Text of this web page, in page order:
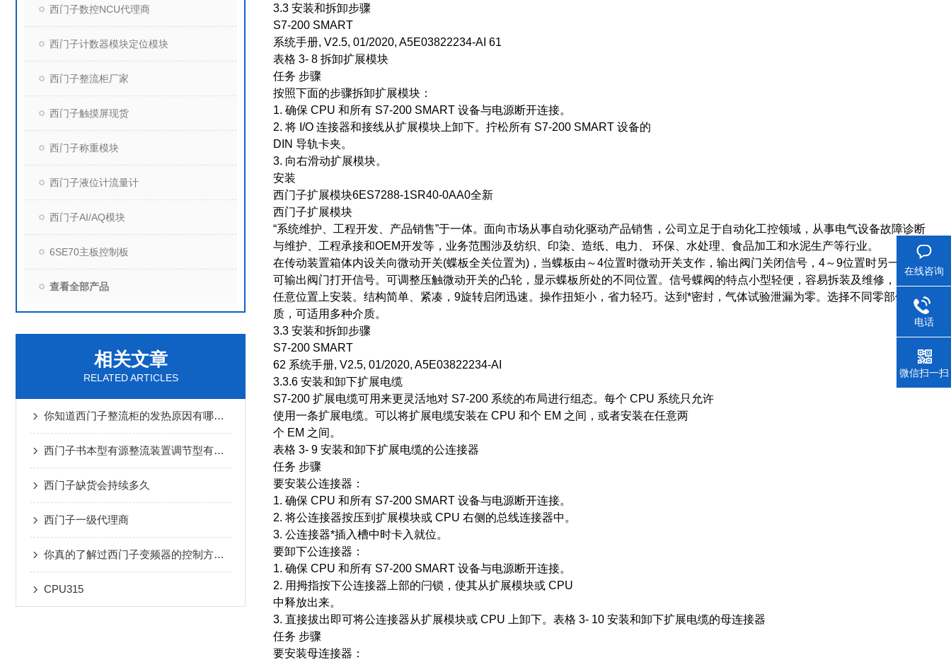
西门子数控NCU代理商
西门子计数器模块定位模块
西门子整流柜厂家
西门子触摸屏现货
西门子称重模块
西门子液位计流量计
西门子AI/AQ模块
6SE70主板控制板
查看全部产品
相关文章
RELATED ARTICLES
你知道西门子整流柜的发热原因有哪些吗
西门子书本型有源整流装置调节型有源整流装置
西门子缺货会持续多久
西门子一级代理商
你真的了解过西门子变频器的控制方法吗？
CPU315
3.3 安装和拆卸步骤
S7-200 SMART
系统手册, V2.5, 01/2020, A5E03822234-AI 61
表格 3- 8 拆卸扩展模块
任务 步骤
按照下面的步骤拆卸扩展模块：
1. 确保 CPU 和所有 S7-200 SMART 设备与电源断开连接。
2. 将 I/O 连接器和接线从扩展模块上卸下。拧松所有 S7-200 SMART 设备的
DIN 导轨卡夹。
3. 向右滑动扩展模块。
安装
西门子扩展模块6ES7288-1SR40-0AA0全新
西门子扩展模块
“系统维护、工程开发、产品销售”于一体。面向市场从事自动化驱动产品销售，公司立足于自动化工控领域，从事电气设备故障诊断
与维护、工程承接和OEM开发等，业务范围涉及纺织、印染、造纸、电力、 环保、水处理、食品加工和水泥生产等行业。
在传动装置箱体内设关向微动开关(蝶板全关位置为)，当蝶板由～4位置时微动开关支作，输出阀门关闭信号，4～9位置时另一对常闭
可输出阀门打开信号。可调整压触微动开关的凸轮，显示蝶板所处的不同位置。信号蝶阀的特点小型轻便，容易拆装及维修，并可以
任意位置上安装。结构简单、紧凑，9旋转启闭迅速。操作扭矩小，省力轻巧。达到*密封，气体试验泄漏为零。选择不同零部件材
质，可适用多种介质。
3.3 安装和拆卸步骤
S7-200 SMART
62 系统手册, V2.5, 01/2020, A5E03822234-AI
3.3.6 安装和卸下扩展电缆
S7-200 扩展电缆可用来更灵活地对 S7-200 系统的布局进行组态。每个 CPU 系统只允许
使用一条扩展电缆。可以将扩展电缆安装在 CPU 和个 EM 之间，或者安装在任意两
个 EM 之间。
表格 3- 9 安装和卸下扩展电缆的公连接器
任务 步骤
要安装公连接器：
1. 确保 CPU 和所有 S7-200 SMART 设备与电源断开连接。
2. 将公连接器按压到扩展模块或 CPU 右侧的总线连接器中。
3. 公连接器*插入槽中时卡入就位。
要卸下公连接器：
1. 确保 CPU 和所有 S7-200 SMART 设备与电源断开连接。
2. 用拇指按下公连接器上部的闩锁，使其从扩展模块或 CPU
中释放出来。
3. 直接拔出即可将公连接器从扩展模块或 CPU 上卸下。表格 3- 10 安装和卸下扩展电缆的母连接器
任务 步骤
要安装母连接器：
在线咨询
电话
微信扫一扫